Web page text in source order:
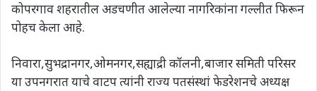
कोपरगाव शहरातील अडचणीत आलेल्या नागरिकांना गल्लीत फिरून
पोहच केला आहे.
निवारा,सुभद्रानगर,ओमनगर,सह्याद्री कॉलनी,बाजार समिती परिसर
या उपनगरात याचे वाटप त्यांनी राज्य पतसंस्थां फेडरेशनचे अध्यक्ष